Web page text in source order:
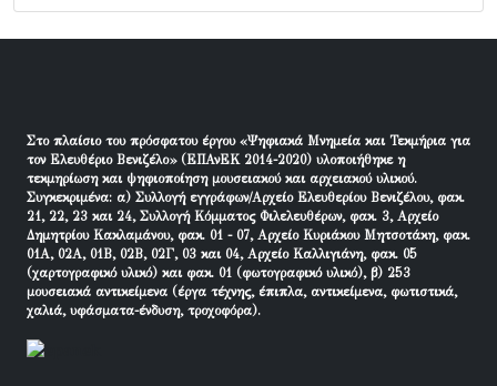
Στο πλαίσιο του πρόσφατου έργου «Ψηφιακά Μνημεία και Τεκμήρια για
τον Ελευθέριο Βενιζέλο» (ΕΠΑνΕΚ 2014-2020) υλοποιήθηκε η
τεκμηρίωση και ψηφιοποίηση μουσειακού και αρχειακού υλικού.
Συγκεκριμένα: α) Συλλογή εγγράφων/Αρχείο Ελευθερίου Βενιζέλου, φακ.
21, 22, 23 και 24, Συλλογή Κόμματος Φιλελευθέρων, φακ. 3, Αρχείο
Δημητρίου Κακλαμάνου, φακ. 01 - 07, Αρχείο Κυριάκου Μητσοτάκη, φακ.
01Α, 02Α, 01Β, 02Β, 02Γ, 03 και 04, Αρχείο Καλλιγιάνη, φακ. 05
(χαρτογραφικό υλικό) και φακ. 01 (φωτογραφικό υλικό), β) 253
μουσειακά αντικείμενα (έργα τέχνης, έπιπλα, αντικείμενα, φωτιστικά,
χαλιά, υφάσματα-ένδυση, τροχοφόρα).